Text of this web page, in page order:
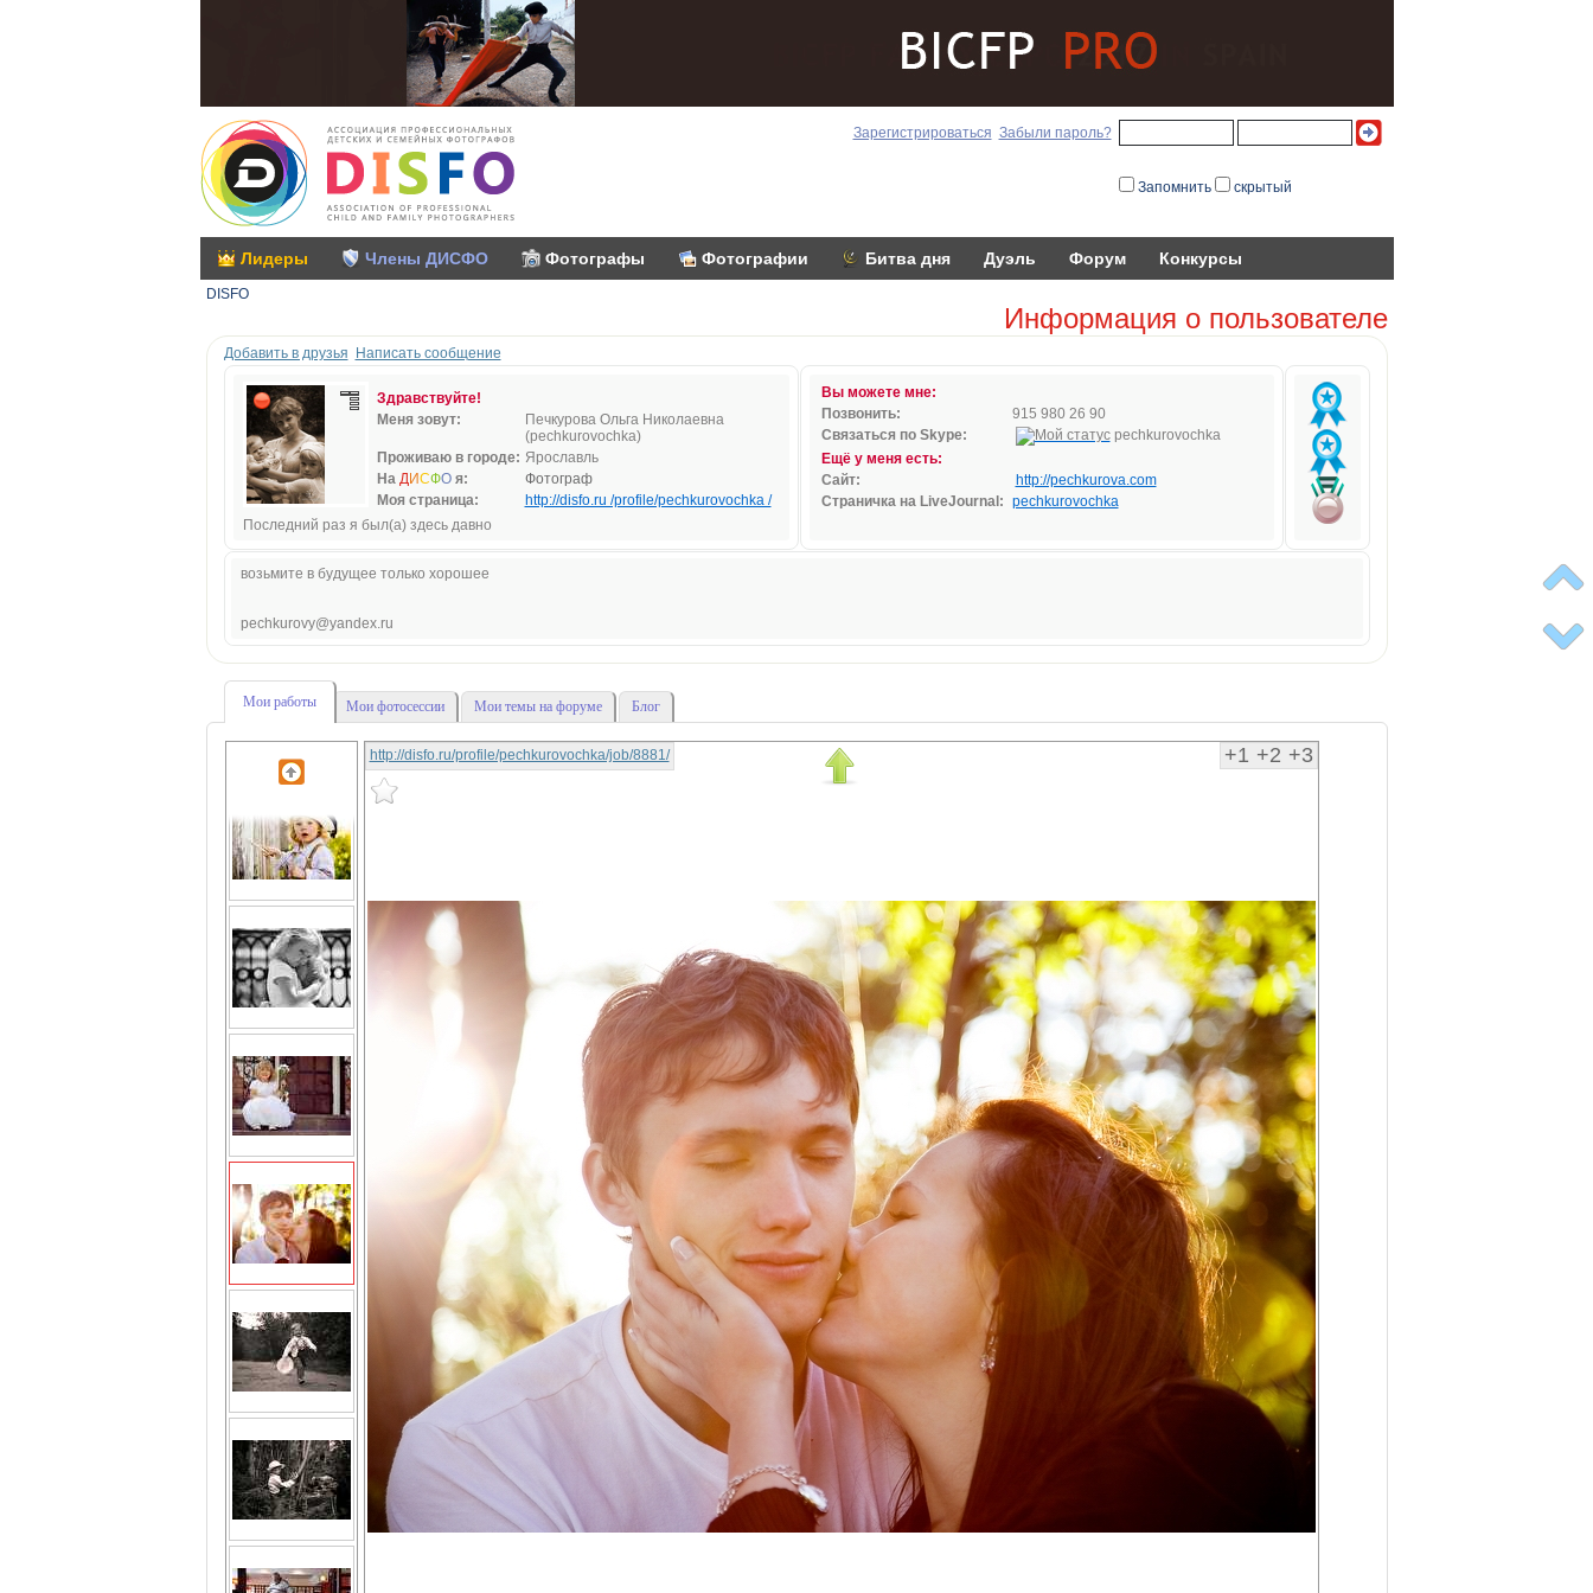
Зарегистрироваться Забыли пароль?
Запомнить скрытый
Лидеры Члены ДИСФО Фотографы Фотографии Битва дня Дуэль Форум Конкурсы
DISFO
Информация о пользователе
Добавить в друзья Написать сообщение
Здравствуйте!
Меня зовут:
Печкурова Ольга Николаевна
(pechkurovochka)
Проживаю в городе: Ярославль
На ДИСФОя:
Фотограф
Моя страница:
http://disfo.ru /profile/pechkurovochka /
Последний раз я был(а) здесь давно
Вы можете мне:
Позвонить:
915 980 26 90
Связаться по Skype:
pechkurovochka
Ещё у меня есть:
Сайт:
http://pechkurova.com
Страничка на LiveJournal: pechkurovochka
возьмите в будущее только хорошее
pechkurovy@yandex.ru
Мои работы Мои фотосессии Мои темы на форуме Блог
+1 +2 +3
http://disfo.ru/profile/pechkurovochka/job/8881/